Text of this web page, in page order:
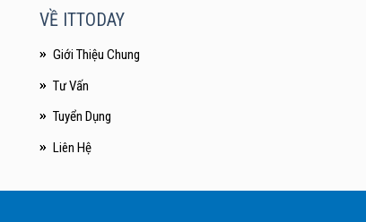
VỀ ITTODAY
Giới Thiệu Chung
Tư Vấn
Tuyển Dụng
Liên Hệ